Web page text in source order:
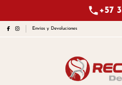
+57
Envíos y Devoluciones